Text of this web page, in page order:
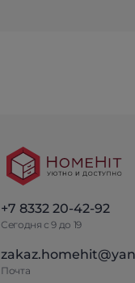
+7 8332 20-42-92
Сегодня с 9 до 19
Почта